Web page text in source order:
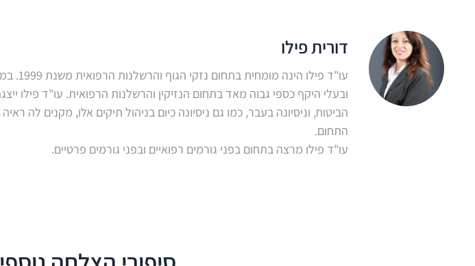
דורית פילו
עו"ד
ובעלי היקף כספי גבוה מאד בתחום הנזיקין והרשלנות הרפואית. עו"ד פילו
התחום.
עו"ד פילו מרצה בתחום בפני גורמים רפואיים ובפני גורמים פרטיים.